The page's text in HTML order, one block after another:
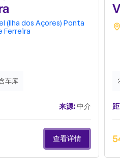
(Ilha dos Açores) Ponta
Ferreira
车库
来源:中介
查看详情